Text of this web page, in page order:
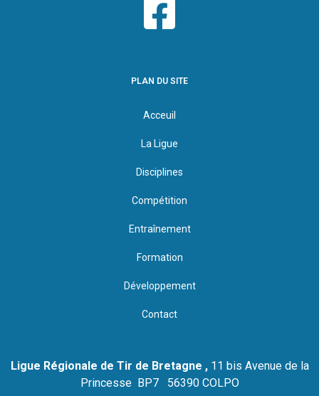
PLAN DU SITE
Acceuil
La Ligue
Disciplines
Compétition
Entraînement
Formation
Développement
Contact
Ligue Régionale de Tir de Bretagne ,11 bis Avenue de la
Princesse BP7 56390 COLPO